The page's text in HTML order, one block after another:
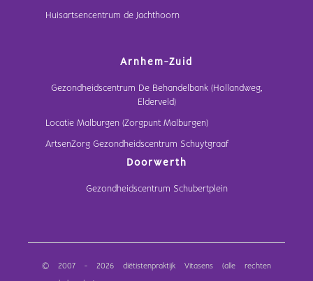
Huisartsencentrum de Jachthoorn
Arnhem-Zuid
Gezondheidscentrum De Behandelbank (Hollandweg,
Elderveld)
Locatie Malburgen (Zorgpunt Malburgen)
ArtsenZorg Gezondheidscentrum Schuytgraaf
Doorwerth
Gezondheidscentrum Schubertplein
© 2007 - 2026 diëtistenpraktijk Vitasens (alle rechten